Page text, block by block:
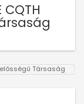
Társaság